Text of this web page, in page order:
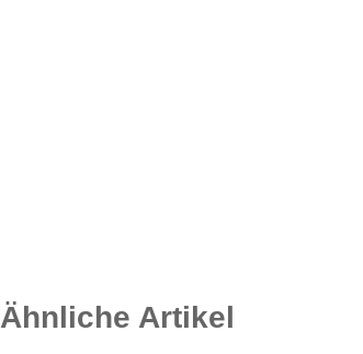
Ähnliche Artikel